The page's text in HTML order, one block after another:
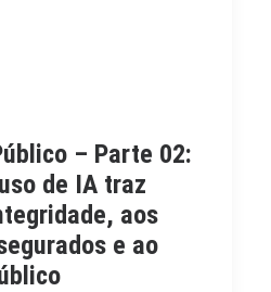
– Parte 02:
de IA traz
aos
e ao